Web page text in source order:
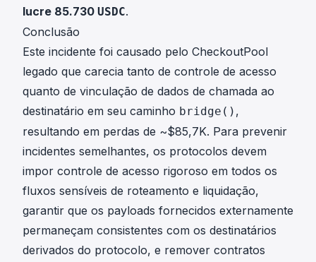
lucre 85.730 USDC.
Conclusão
Este incidente foi causado pelo CheckoutPool
legado que carecia tanto de controle de acesso
quanto de vinculação de dados de chamada ao
destinatário em seu caminho bridge() ,
resultando em perdas de ~$85,7K. Para prevenir
incidentes semelhantes, os protocolos devem
impor controle de acesso rigoroso em todos os
fluxos sensíveis de roteamento e liquidação,
garantir que os payloads fornecidos externamente
permaneçam consistentes com os destinatários
derivados do protocolo, e remover contratos